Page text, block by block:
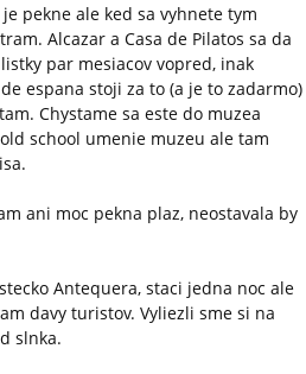
pekne ale ked sa vyhnete tym
Alcazar a Casa de Pilatos sa da
par mesiacov vopred, inak
espana stoji za to (a je to zadarmo)
Chystame sa este do muzea
school umenie muzeu ale tam
ani moc pekna plaz, neostavala by
Antequera, staci jedna noc ale
davy turistov. Vyliezli sme si na
slnka.